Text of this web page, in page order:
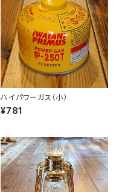
ハイパワーガス（小）
¥781